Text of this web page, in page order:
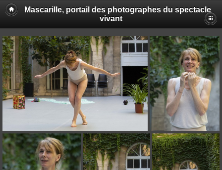
Mascarille, portail des photographes du spectacle
vivant